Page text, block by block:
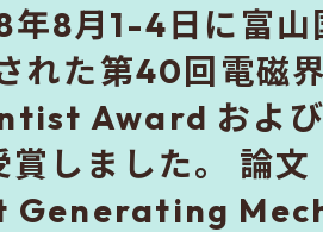
年8月1-4日に富
れた第40回電磁
Award およ
しました。 論文
Generating